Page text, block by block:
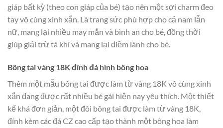
giáp bất kỳ (theo con giáp của bé) tạo nên một sợi charm đeo
tay vô cùng xinh xắn. Là trang sức phù hợp cho cả nam lẫn
nữ, mang lại nhiều may mắn và bình an cho bé, đồng thời
giúp giải trừ tà khí và mang lại điềm lành cho bé.
Bông tai vàng 18K đính đá hình bông hoa
Thêm một mẫu bông tai được làm từ vàng 18K vô cùng xinh
xắn đang được rất nhiều bé gái hiện nay yêu thích. Một thiết
kế khá đơn giản, một đôi bông tai được làm từ vàng 18K,
đính kèm các đá CZ cao cấp tạo thành một bông hoa làm